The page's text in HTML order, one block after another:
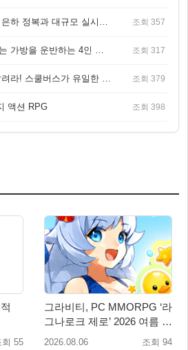
토탈워: 워해머 40,000 – 은하 정복과 대규모 실시간 전투가 결합된 전략 게임! 조회 357
셰이디 잡 – 살아 움직이는 가방을 운반하는 4인 협동 물리 어드벤처 게임 조회 317
루트 – 좀비 떼를 뚫고 달려라! 스쿨버스가 유일한 집이 되는 4인 협동 생존 게임 조회 379
액션 RPG 조회 398
회 55
그라비티, PC MMORPG ‘라
그나로크 제로’ 2026 여름 프
로모션 진행!
2026.08.06 조회 94